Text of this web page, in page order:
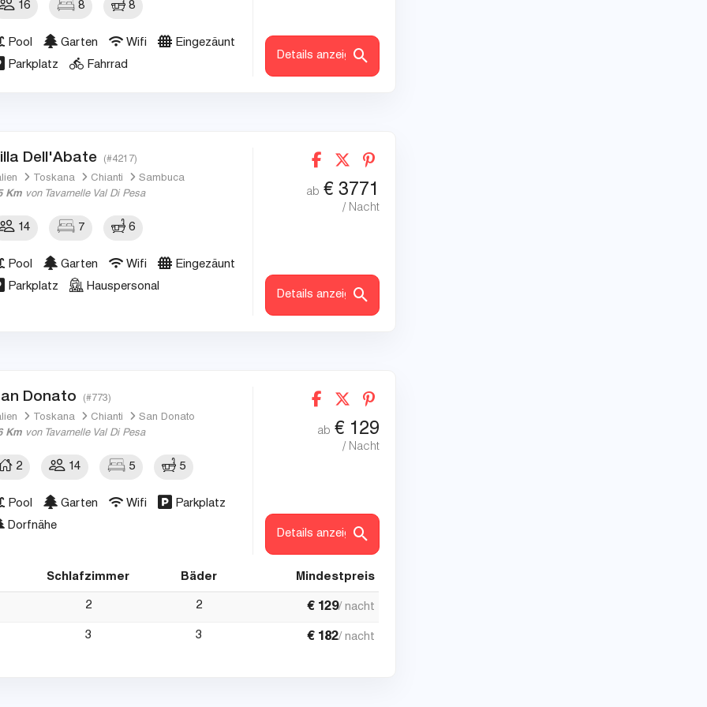
16 8 8
Pool Garten Wifi
Eingezäunt
Parkplatz
Fahrrad
Details anzeigen
Dell'Abate (#4217)
Toskana Chianti
Sambuca
Km von Tavarnelle Val Di Pesa
14 7 6
Pool Garten Wifi
Eingezäunt
Parkplatz
Hauspersonal
ab € 3771
/ Nacht
Details anzeigen
Donato (#773)
Toskana Chianti
San Donato
Km von Tavarnelle Val Di Pesa
2 14 5 5
Pool Garten Wifi
Parkplatz
Dorfnähe
ab € 129
/ Nacht
Details anzeigen
Schlafzimmer Bäder Mindestpreis
2 2 €129/ nacht
3 3 €182/ nacht